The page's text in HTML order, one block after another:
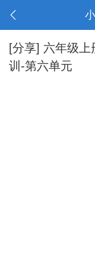
[分享] 六年级上
训-第六单元